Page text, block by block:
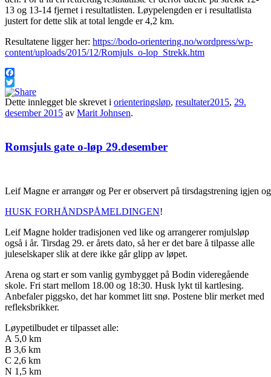
13 og 13-14 fjernet i resultatlisten. Løypelengden er i resultatlista
justert for dette slik at total lengde er 4,2 km.
Resultatene ligger her: https://bodo-orientering.no/wordpress/wp-
content/uploads/2015/12/Romjuls_o-lop_Strekk.htm
Facebook
Twitter
Dette innlegget ble skrevet i orienteringsløp, resultater2015, 29.
desember 2015 av Marit Johnsen.
Romsjuls gate o-løp 29.desember
Leif Magne er arrangør og Per er observert på tirsdagstrening igjen
HUSK FORHÅNDSPÅMELDINGEN!
Leif Magne holder tradisjonen ved like og arrangerer romjulsløp
også i år. Tirsdag 29. er årets dato, så her er det bare å tilpasse alle
juleselskaper slik at dere ikke går glipp av løpet.
Arena og start er som vanlig gymbygget på Bodin videregående
skole. Fri start mellom 18.00 og 18:30. Husk lykt til kartlesing.
Anbefaler piggsko, det har kommet litt snø. Postene blir merket med
refleksbrikker.
Løypetilbudet er tilpasset alle:
A 5,0 km
B 3,6 km
C 2,6 km
N 1,5 km